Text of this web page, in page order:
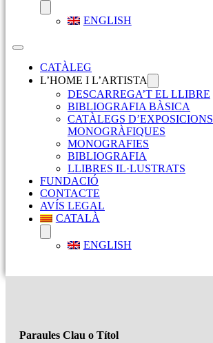
ENGLISH
CATÀLEG
L’HOME I L’ARTISTA
DESCARREGA’T EL LLIBRE
BIBLIOGRAFIA BÀSICA
CATÀLEGS D’EXPOSICIONS
MONOGRÀFIQUES
MONOGRAFIES
BIBLIOGRAFIA
LLIBRES IL·LUSTRATS
FUNDACIÓ
CONTACTE
AVÍS LEGAL
CATALÀ
ENGLISH
Paraules Clau o Títol